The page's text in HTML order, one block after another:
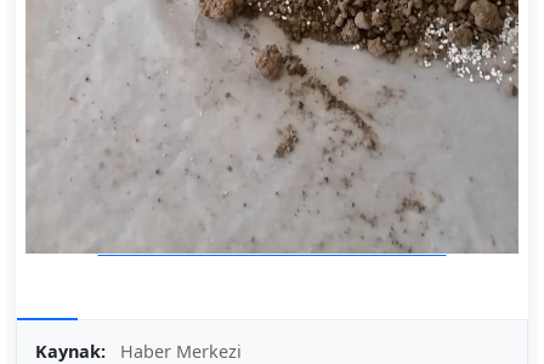
Kaynak: Haber Merkezi